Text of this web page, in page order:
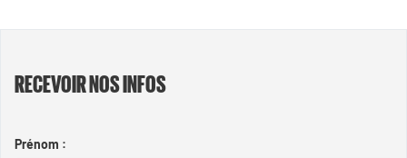
RECEVOIR NOS INFOS
Prénom :